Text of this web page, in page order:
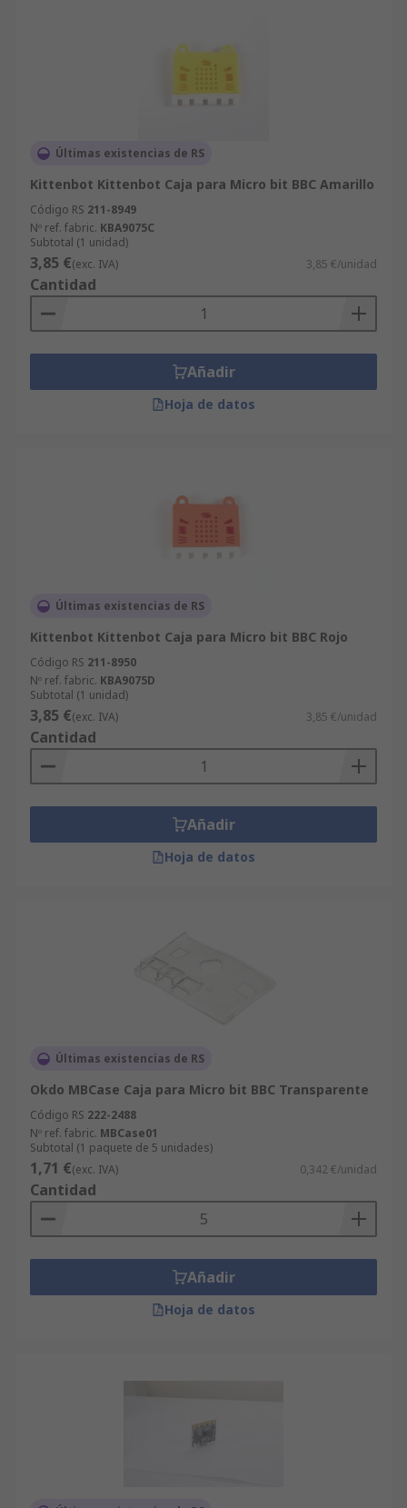
Últimas existencias de RS
Kittenbot Kittenbot Caja para Micro bit BBC Amarillo
Código RS 211-8949
Nº ref. fabric. KBA9075C
Subtotal (1 unidad)
3,85 €(exc. IVA) 3,85 €/unidad
Cantidad
Añadir
Hoja de datos
Últimas existencias de RS
Kittenbot Kittenbot Caja para Micro bit BBC Rojo
Código RS 211-8950
Nº ref. fabric. KBA9075D
Subtotal (1 unidad)
3,85 €(exc. IVA) 3,85 €/unidad
Cantidad
Añadir
Hoja de datos
Últimas existencias de RS
Okdo MBCase Caja para Micro bit BBC Transparente
Código RS 222-2488
Nº ref. fabric. MBCase01
Subtotal (1 paquete de 5 unidades)
1,71 €(exc. IVA) 0,342 €/unidad
Cantidad
Añadir
Hoja de datos